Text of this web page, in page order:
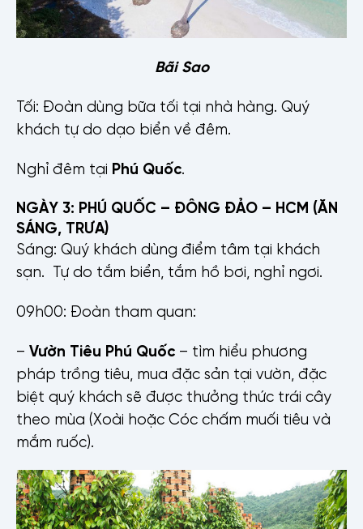
Bãi Sao
Tối: Đoàn dùng bữa tối tại nhà hàng. Quý
khách tự do dạo biển về đêm.
Nghỉ đêm tại Phú Quốc.
NGÀY 3: PHÚ QUỐC – ĐÔNG ĐẢO – HCM (ĂN
SÁNG, TRƯA)
Sáng: Quý khách dùng điểm tâm tại khách
sạn. Tự do tắm biển, tắm hồ bơi, nghỉ ngơi.
09h00: Đoàn tham quan:
– Vườn Tiêu Phú Quốc – tìm hiểu phương
pháp trồng tiêu, mua đặc sản tại vườn, đặc
biệt quý khách sẽ được thưởng thức trái cây
theo mùa (Xoài hoặc Cóc chấm muối tiêu và
mắm ruốc).